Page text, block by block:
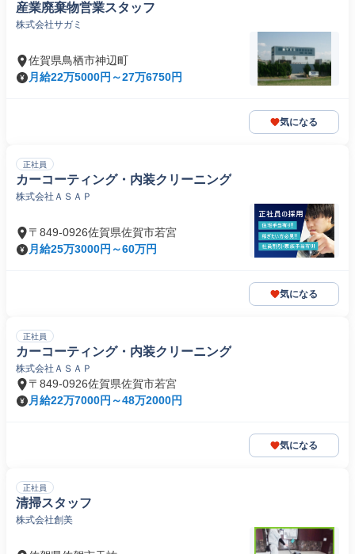
産業廃棄物営業スタッフ
株式会社サガミ
佐賀県鳥栖市神辺町
月給22万5000円～27万6750円
気になる
正社員
カーコーティング・内装クリーニング
株式会社ＡＳＡＰ
〒849-0926佐賀県佐賀市若宮
月給25万3000円～60万円
気になる
正社員
カーコーティング・内装クリーニング
株式会社ＡＳＡＰ
〒849-0926佐賀県佐賀市若宮
月給22万7000円～48万2000円
気になる
正社員
清掃スタッフ
株式会社創美